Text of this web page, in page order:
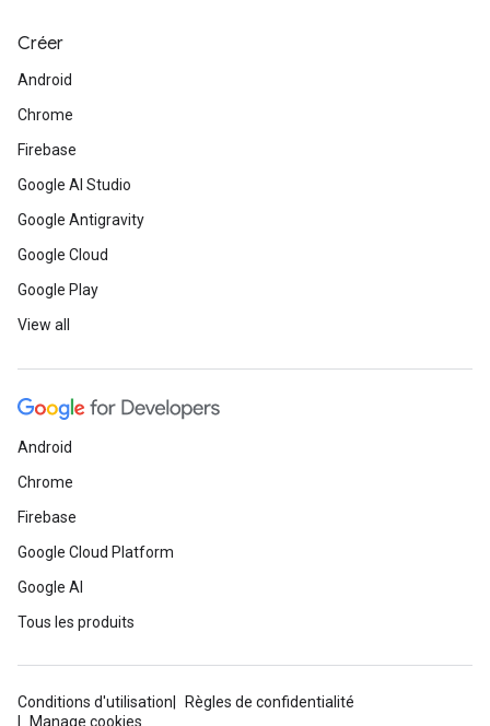
Créer
Android
Chrome
Firebase
Google AI Studio
Google Antigravity
Google Cloud
Google Play
View all
Android
Chrome
Firebase
Google Cloud Platform
Google AI
Tous les produits
Conditions d'utilisation
Règles de confidentialité
Manage cookies